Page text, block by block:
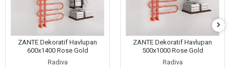
ZANTE Dekoratif Havlupan
600x1400 Rose Gold
Radiva
ZANTE Dekoratif Havlupan
500x1000 Rose Gold
Radiva